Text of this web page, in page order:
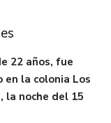
22 años, fue
en la colonia Los
la noche del 15